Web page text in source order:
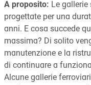
A proposito: Le
progettate per una
anni. E cosa succede
massima? Di solito
manutenzione e la
di continuare a
Alcune gallerie